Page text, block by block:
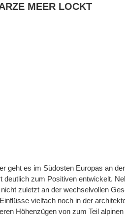
MEER LOCKT
geht es im Südosten Europas an
deutlich zum Positiven entwickelt.
zuletzt an der wechselvollen
vielfach noch in der
Höhenzügen von zum Teil